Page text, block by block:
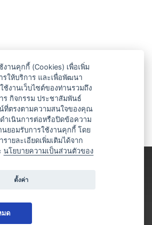
งานคุกกี้ (Cookies) เพื่อเพิ่ม
รให้บริการ และเพื่อพัฒนา
งานเว็บไซต์ของท่านรวมถึง
ร กิจกรรม ประชาสัมพันธ์
ที่ตรงตามความสนใจของคุณ
ำเนินการต่อหรือปิดข้อความ
ยอมรับการใช้งานคุกกี้ โดย
ายละเอียดเพิ่มเติมได้จาก
นโยบายความเป็นส่วนตัวของ
ตั้งค่า
มด